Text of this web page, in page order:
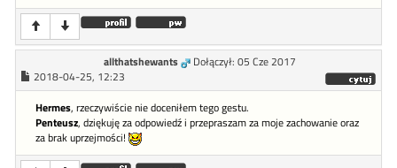
allthatshewants
Dołączył: 05 Cze 2017
2018-04-25, 12:23
Hermes, rzeczywiście nie doceniłem tego gestu.
Penteusz, dziękuję za odpowiedź i przepraszam za moje zachowanie oraz
za brak uprzejmości!